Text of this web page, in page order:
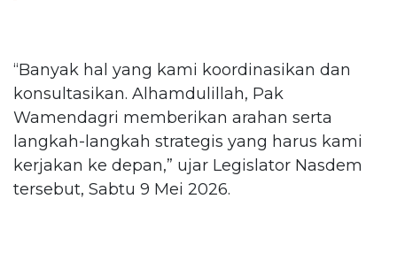
“Banyak hal yang kami koordinasikan dan
konsultasikan. Alhamdulillah, Pak
Wamendagri memberikan arahan serta
langkah-langkah strategis yang harus kami
kerjakan ke depan,” ujar Legislator Nasdem
tersebut, Sabtu 9 Mei 2026.